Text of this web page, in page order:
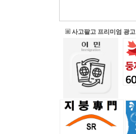
사고팔고 프리미엄 광고